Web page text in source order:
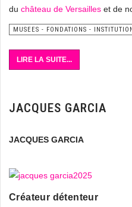
du château de Versailles et de
MUSEES - FONDATIONS -
LIRE LA SUITE...
JACQUES GARCIA
JACQUES GARCIA
Créateur détenteur